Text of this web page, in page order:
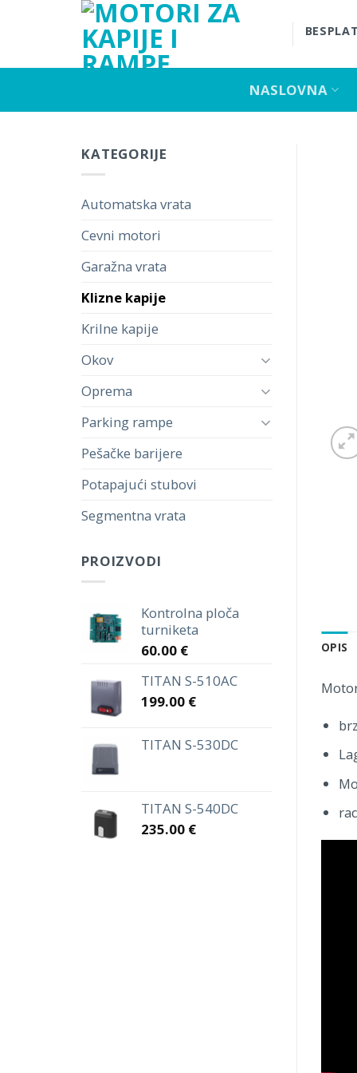
NASLOVNA
KATEGORIJE
Automatska vrata
Cevni motori
Garažna vrata
Klizne kapije
Krilne kapije
Okov
Oprema
Parking rampe
Pešačke barijere
Potapajući stubovi
Segmentna vrata
PROIZVODI
Kontrolna ploča
turniketa
60.00 €
TITAN S-510AC
199.00 €
TITAN S-530DC
TITAN S-540DC
235.00 €
OPIS